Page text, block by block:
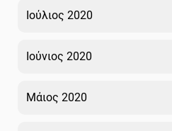
Ιούλιος 2020
Ιούνιος 2020
Μάιος 2020